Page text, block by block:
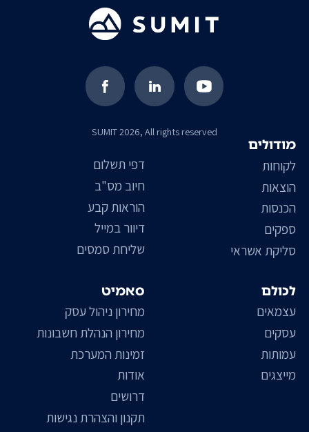
SUMIT 2026, All rights reserved
סאמיט
מחירון ניהול עסק
מחירון הנהלת חשבונות
זמינות המערכת
אודות
דרושים
תקנון והצהרת נגישות
דפי תשלום
חיוב מס"ב
הוראות קבע
דיוור במייל
שליחת סמסים
מודולים
לקוחות
הוצאות
הכנסות
ספקים
סליקת אשראי
לכולם
עצמאים
עסקים
עמותות
מייצגים